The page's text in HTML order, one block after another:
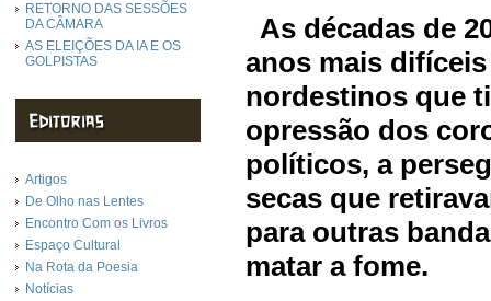
RETORNO DAS SESSÕES
DA CÂMARA
AS ELEIÇÕES DA IA E OS
GOLPISTAS
Artigos
De Olho nas Lentes
Encontro Com os Livros
Espaço Cultural
Na Rota da Poesia
Notícias
As décadas de
anos mais
nordestinos que
opressão dos
políticos, a
secas que
para outras
matar a fome.